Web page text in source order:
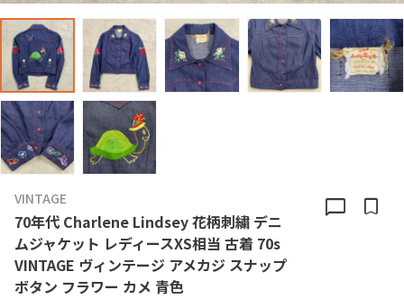
VINTAGE
70年代 Charlene Lindsey 花柄刺繍 デニ
ムジャケット レディースXS相当 古着 70s
VINTAGE ヴィンテージ アメカジ スナップ
ボタン フラワー カメ 青色
chat_bubble bookmark